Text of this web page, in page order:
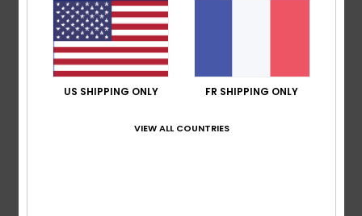
parfaiteMatière: 5/5 Coloris
Je recommande ce produit
5 /5
US SHIPPING ONLY FR SHIPPING ONLY
VIEW ALL COUNTRIES